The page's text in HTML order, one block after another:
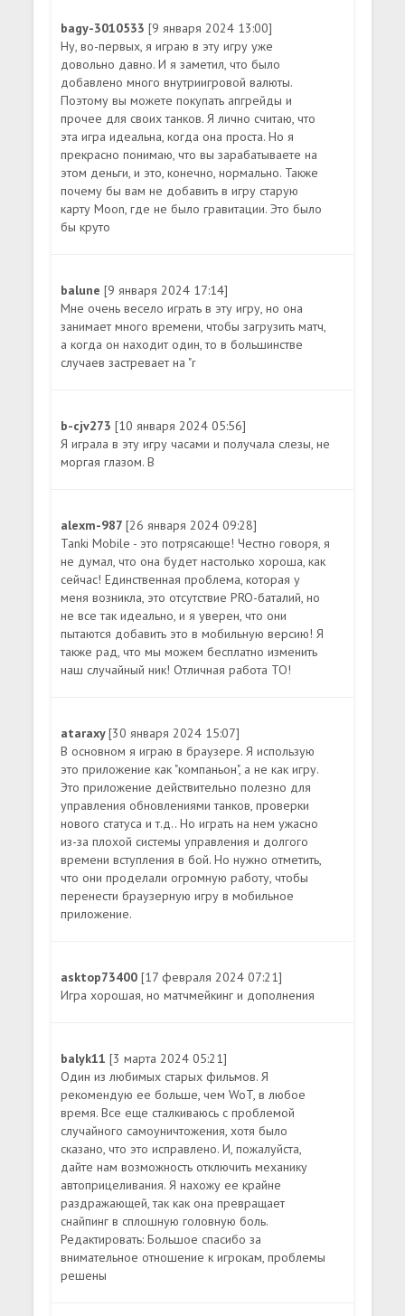
bagy-3010533[9 января 2024 13:00]
Ну, во-первых, я играю в эту игру уже
довольно давно. И я заметил, что было
добавлено много внутриигровой валюты.
Поэтому вы можете покупать апгрейды и
прочее для своих танков. Я лично считаю, что
эта игра идеальна, когда она проста. Но я
прекрасно понимаю, что вы зарабатываете на
этом деньги, и это, конечно, нормально. Также
почему бы вам не добавить в игру старую
карту Moon, где не было гравитации. Это было
бы круто
balune[9 января 2024 17:14]
Мне очень весело играть в эту игру, но она
занимает много времени, чтобы загрузить матч,
а когда он находит один, то в большинстве
случаев застревает на "r
b-cjv273[10 января 2024 05:56]
Я играла в эту игру часами и получала слезы, не
моргая глазом. B
alexm-987[26 января 2024 09:28]
Tanki Mobile - это потрясающе! Честно говоря, я
не думал, что она будет настолько хороша, как
сейчас! Единственная проблема, которая у
меня возникла, это отсутствие PRO-баталий, но
не все так идеально, и я уверен, что они
пытаются добавить это в мобильную версию! Я
также рад, что мы можем бесплатно изменить
наш случайный ник! Отличная работа TO!
ataraxy[30 января 2024 15:07]
В основном я играю в браузере. Я использую
это приложение как "компаньон", а не как игру.
Это приложение действительно полезно для
управления обновлениями танков, проверки
нового статуса и т.д.. Но играть на нем ужасно
из-за плохой системы управления и долгого
времени вступления в бой. Но нужно отметить,
что они проделали огромную работу, чтобы
перенести браузерную игру в мобильное
приложение.
asktop73400[17 февраля 2024 07:21]
Игра хорошая, но матчмейкинг и дополнения
balyk11[3 марта 2024 05:21]
Один из любимых старых фильмов. Я
рекомендую ее больше, чем WoT, в любое
время. Все еще сталкиваюсь с проблемой
случайного самоуничтожения, хотя было
сказано, что это исправлено. И, пожалуйста,
дайте нам возможность отключить механику
автоприцеливания. Я нахожу ее крайне
раздражающей, так как она превращает
снайпинг в сплошную головную боль.
Редактировать: Большое спасибо за
внимательное отношение к игрокам, проблемы
решены